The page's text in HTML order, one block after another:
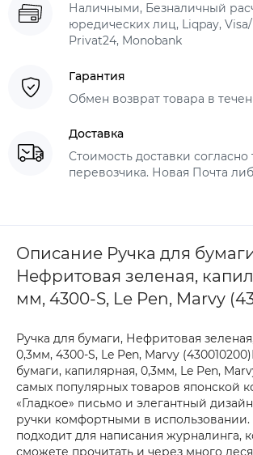
Наличными, Безналичный
юредических лиц, Liqpay,
Privat24, Monobank
Гарантия
Обмен возврат товара в
Доставка
Стоимость доставки
перевозчика. Новая Почта
Описание Ручка для
Нефритовая зеленая,
мм, 4300-S, Le Pen, Marvy
Ручка для бумаги, Нефритовая
0,3мм, 4300-S, Le Pen, Marvy
бумаги, капилярная, 0,3мм, Le Pen,
самых популярных товаров японской
«Гладкое» письмо и элегантный
ручки комфортными в
подходит для написания журналинга,
сможете прочитать и через много